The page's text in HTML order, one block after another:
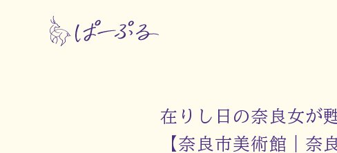
在りし日の奈良女が
【奈良市美術館｜奈